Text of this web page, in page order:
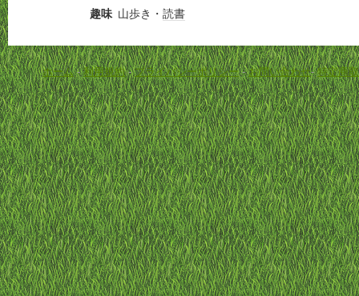
趣味 山歩き・ 読書
ホーム-利用規約-プライバシーポリシー-お問い合わせ-特定商